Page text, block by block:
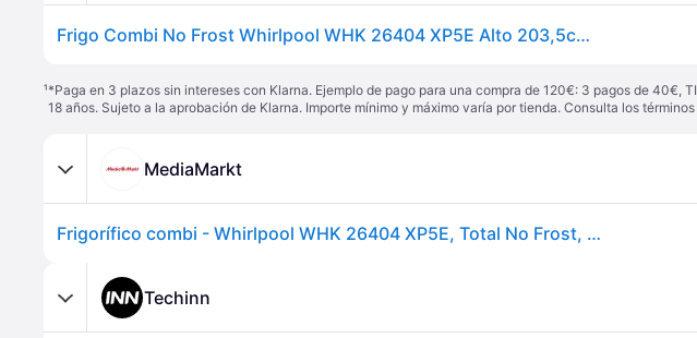
Frigo Combi No Frost Whirlpool WHK 26404 XP5E Alto 203,5cm x 59,5cm Clase D Pearl Inox | 355 L, Cajón Crisper, MultiFlow, Compresor 10 años - White - Medium
¹*Paga en 3 plazos sin intereses con Klarna. Ejemplo de pago para una compra de 120€: 3 pagos de 40€,
18 años. Sujeto a la aprobación de Klarna. Importe mínimo y máximo varía por tienda. Consulta los
MediaMarkt
Frigorífico combi - Whirlpool WHK 26404 XP5E, Total No Frost, Altura 203.5 cm, 355l, Pro Fresh, Perfect Fit, Pearl Inox
Techinn